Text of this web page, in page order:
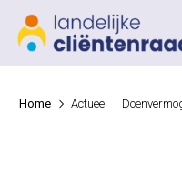
Home Actueel